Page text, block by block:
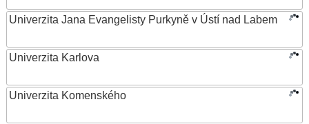
Univerzita Jana Evangelisty Purkyně v Ústí nad Labem
Univerzita Karlova
Univerzita Komenského